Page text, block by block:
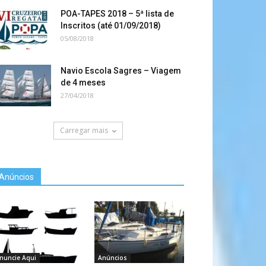
POA-TAPES 2018 – 5ª lista de
Inscritos (até 01/09/2018)
05/08/2018
Navio Escola Sagres – Viagem
de 4 meses
27/04/2018
Carregar mais
Aqui Anúncios